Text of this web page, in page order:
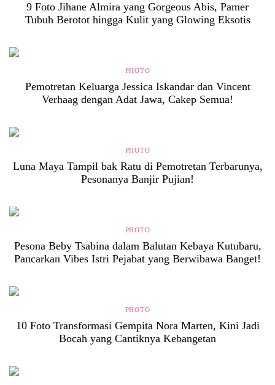
9 Foto Jihane Almira yang Gorgeous Abis, Pamer
Tubuh Berotot hingga Kulit yang Glowing Eksotis
PHOTO
Pemotretan Keluarga Jessica Iskandar dan Vincent
Verhaag dengan Adat Jawa, Cakep Semua!
PHOTO
Luna Maya Tampil bak Ratu di Pemotretan Terbarunya,
Pesonanya Banjir Pujian!
PHOTO
Pesona Beby Tsabina dalam Balutan Kebaya Kutubaru,
Pancarkan Vibes Istri Pejabat yang Berwibawa Banget!
PHOTO
10 Foto Transformasi Gempita Nora Marten, Kini Jadi
Bocah yang Cantiknya Kebangetan